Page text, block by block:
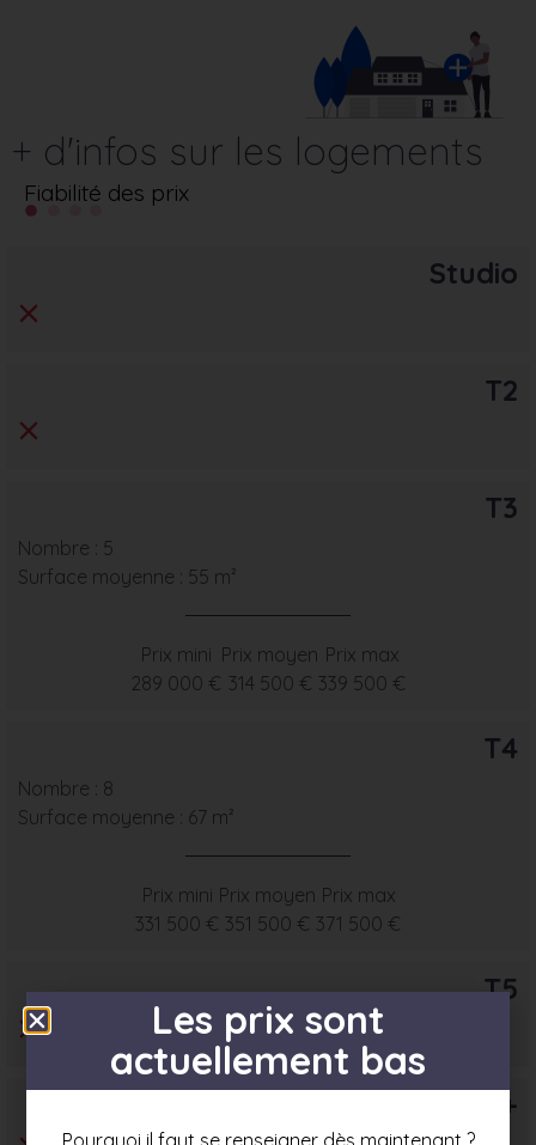
+ d'infos sur les logements
Fiabilité des prix
Studio
T2
T3
Nombre : 5
Surface moyenne : 55 m²
Prix mini
289 000 €
Prix moyen
314 500 €
Prix max
339 500 €
T4
Nombre : 8
Surface moyenne : 67 m²
Prix mini
331 500 €
Prix moyen
351 500 €
Prix max
371 500 €
T5
T6+
Les prix sont
actuellement bas
Pourquoi il faut se renseigner dès maintenant ?